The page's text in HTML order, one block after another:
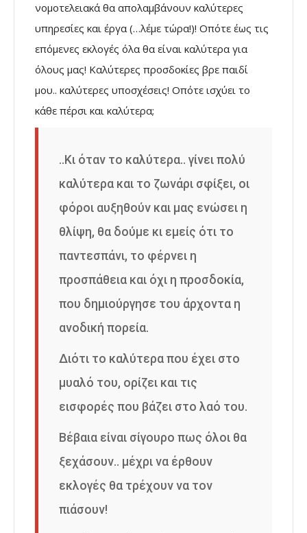
νομοτελειακά θα απολαμβάνουν καλύτερες
υπηρεσίες και έργα (…λέμε τώρα!)! Οπότε έως τις
επόμενες εκλογές όλα θα είναι καλύτερα για
όλους μας! Καλύτερες προσδοκίες βρε παιδί
μου.. καλύτερες υποσχέσεις! Οπότε ισχύει το
κάθε πέρσι και καλύτερα;
..Κι όταν το καλύτερα.. γίνει πολύ
καλύτερα και το ζωνάρι σφίξει, οι
φόροι αυξηθούν και μας ενώσει η
θλίψη, θα δούμε κι εμείς ότι το
παντεσπάνι, το φέρνει η
προσπάθεια και όχι η προσδοκία,
που δημιούργησε του άρχοντα η
ανοδική πορεία.
Διότι το καλύτερα που έχει στο
μυαλό του, ορίζει και τις
εισφορές που βάζει στο λαό του.
Βέβαια είναι σίγουρο πως όλοι θα
ξεχάσουν.. μέχρι να έρθουν
εκλογές θα τρέχουν να τον
πιάσουν!